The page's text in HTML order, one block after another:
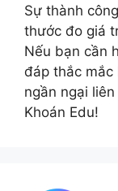
Sự thành
thước đo giá
Nếu bạn cần
đáp thắc
ngần ngại
Khoán Edu!